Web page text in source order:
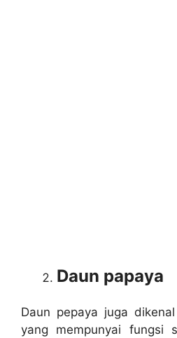
Daun papaya
Daun pepaya juga
yang mempunyai fungsi